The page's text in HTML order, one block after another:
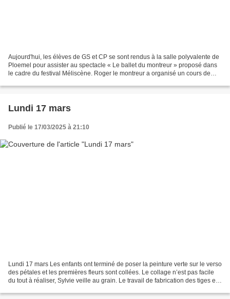
Aujourd'hui, les élèves de GS et CP se sont rendus à la salle polyvalente de
Ploemel pour assister au spectacle « Le ballet du montreur » proposé dans
le cadre du festival Méliscène. Roger le montreur a organisé un cours de
Lundi 17 mars
Publié le 17/03/2025 à 21:10
Lundi 17 mars Les enfants ont terminé de poser la peinture verte sur le verso
des pétales et les premières fleurs sont collées. Le collage n’est pas facile
du tout à réaliser, Sylvie veille au grain. Le travail de fabrication des tiges est